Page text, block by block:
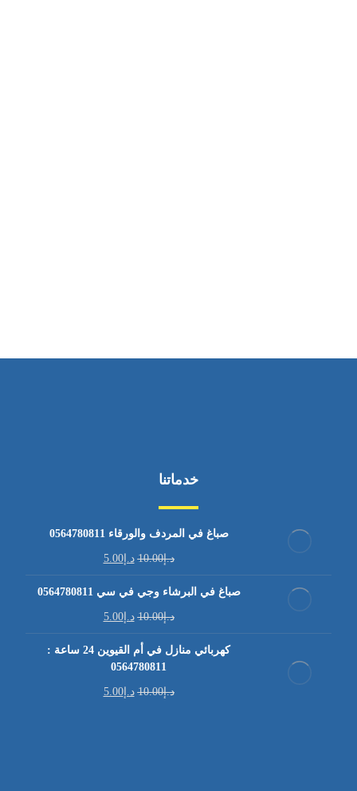
خدماتنا
صباغ في المردف والورقاء 0564780811
د.إ10.00 د.إ5.00
صباغ في البرشاء وجي في سي 0564780811
د.إ10.00 د.إ5.00
كهربائي منازل في أم القيوين 24 ساعة :
0564780811
د.إ10.00 د.إ5.00